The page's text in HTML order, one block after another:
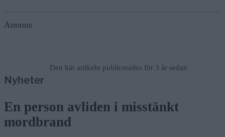
Annons
Den här artikeln publicerades för 3 år sedan
Nyheter
En person avliden i misstänkt
mordbrand